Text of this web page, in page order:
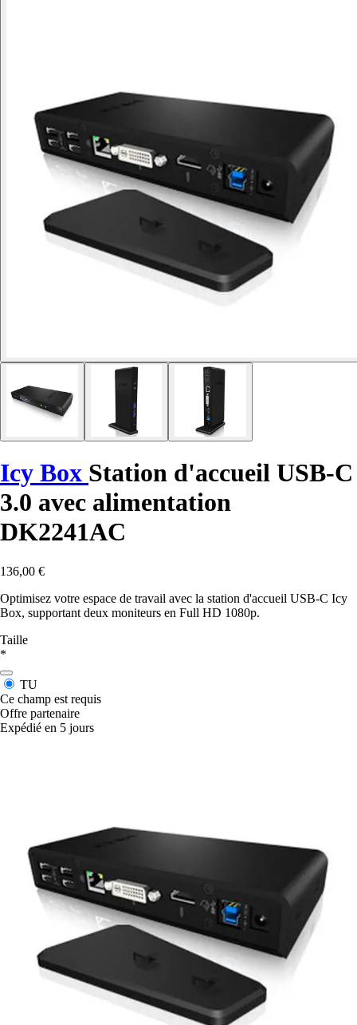
Icy Box Station d'accueil USB-C
3.0 avec alimentation
DK2241AC
136,00 €
Optimisez votre espace de travail avec la station d'accueil USB-C Icy
Box, supportant deux moniteurs en Full HD 1080p.
Taille
*
TU
Ce champ est requis
Offre partenaire
Expédié en 5 jours